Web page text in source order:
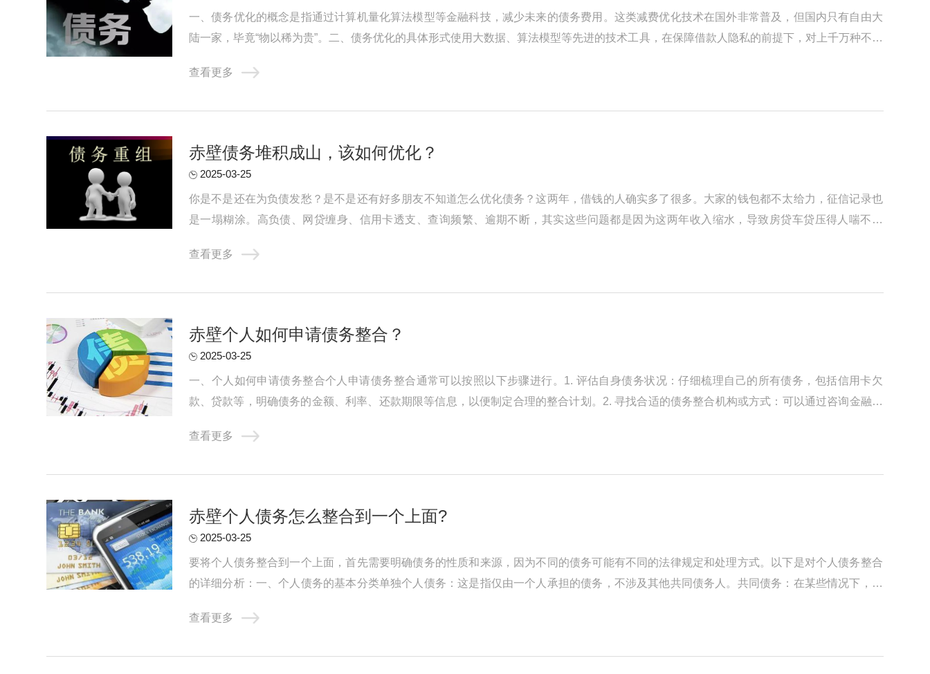
一、债务优化的概念是指通过计算机量化算法模型等金融科技，减少未来的债务费用。这类减费优化技术在国外非常普及，但国内只有自由大
陆一家，毕竟“物以稀为贵”。二、债务优化的具体形式使用大数据、算法模型等先进的技术工具，在保障借款人隐私的前提下，对上千万种不同
查看更多
赤壁债务堆积成山，该如何优化？
2025-03-25
你是不是还在为负债发愁？是不是还有好多朋友不知道怎么优化债务？这两年，借钱的人确实多了很多。大家的钱包都不太给力，征信记录也
是一塌糊涂。高负债、网贷缠身、信用卡透支、查询频繁、逾期不断，其实这些问题都是因为这两年收入缩水，导致房贷车贷压得人喘不过
查看更多
赤壁个人如何申请债务整合？
2025-03-25
一、个人如何申请债务整合个人申请债务整合通常可以按照以下步骤进行。1. 评估自身债务状况：仔细梳理自己的所有债务，包括信用卡欠
款、贷款等，明确债务的金额、利率、还款期限等信息，以便制定合理的整合计划。2. 寻找合适的债务整合机构或方式：可以通过咨询金融机
查看更多
‌赤壁个人债务怎么整合到一个上面?
2025-03-25
要将个人债务整合到一个上面，首先需要明确债务的性质和来源，因为不同的债务可能有不同的法律规定和处理方式。以下是对个人债务整合
的详细分析：一、个人债务的基本分类单独个人债务：这是指仅由一个人承担的债务，不涉及其他共同债务人。共同债务：在某些情况下，个
查看更多